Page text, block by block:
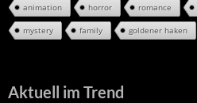
animation horror romance
mystery family goldener haken
Aktuell im Trend